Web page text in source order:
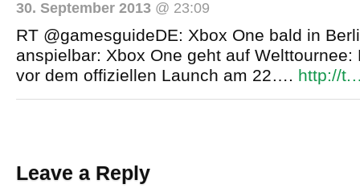
30. September 2013 @ 23:09
RT @gamesguideDE: Xbox One bald in
anspielbar: Xbox One geht auf Welttournee:
vor dem offiziellen Launch am 22…. http://
Leave a Reply